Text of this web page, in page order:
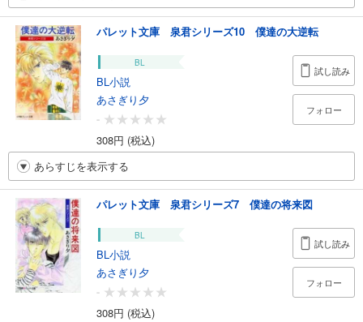
パレット文庫 泉君シリーズ10 僕達の大逆転
BL
BL小説
あさぎり夕
-
308円 (税込)
試し読み
フォロー
あらすじを表示する
パレット文庫 泉君シリーズ7 僕達の将来図
BL
BL小説
あさぎり夕
-
308円 (税込)
試し読み
フォロー